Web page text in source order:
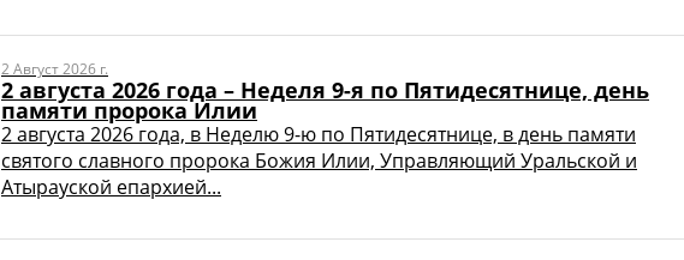
2 Август 2026 г.
2 августа 2026 года – Неделя 9-я по Пятидесятнице, день
памяти пророка Илии
2 августа 2026 года, в Неделю 9-ю по Пятидесятнице, в день памяти
святого славного пророка Божия Илии, Управляющий Уральской и
Атырауской епархией...